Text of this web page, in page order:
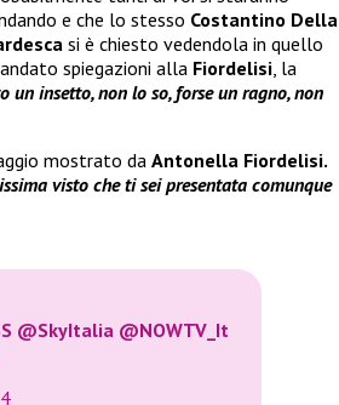
e che lo stesso Costantino Della
si è chiesto vedendola in quello
spiegazioni alla Fiordelisi, la
un insetto, non lo so, forse un ragno, non
mostrato da Antonella Fiordelisi.
visto che ti sei presentata comunque
@SkyItalia @NOWTV_It